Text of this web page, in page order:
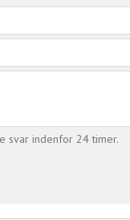
svar indenfor 24 timer.